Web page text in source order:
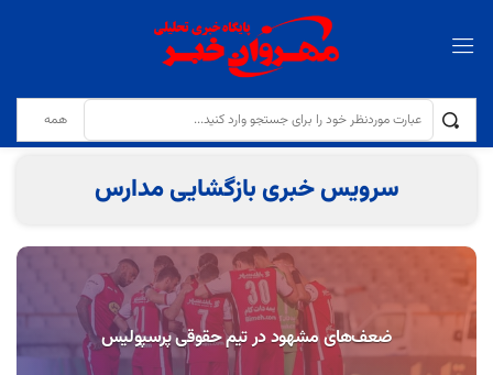
تولایی: کیفیت نان و مقابله با کم‌فروشی در نانوایی‌ها با جدیت دنبال می‌شود
سرویس خبری بازگشایی مدارس
ضعف‌های مشهود در تیم حقوقی پرسپولیس